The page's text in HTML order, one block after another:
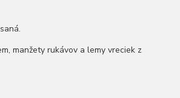
manžety rukávov a lemy vreciek z